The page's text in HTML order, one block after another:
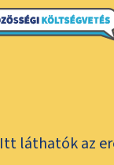
Itt láthatók az